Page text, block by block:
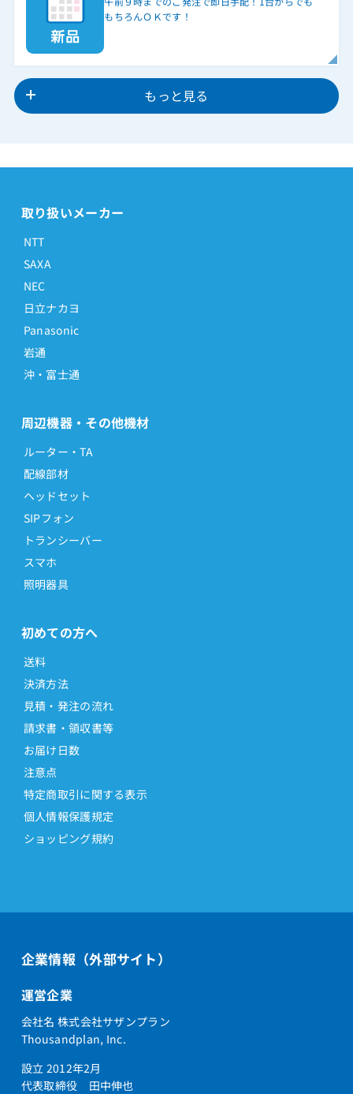
もちろんＯＫです！
もっと見る
取り扱いメーカー
NTT
SAXA
NEC
日立ナカヨ
Panasonic
岩通
沖・富士通
周辺機器・その他機材
ルーター・TA
配線部材
ヘッドセット
SIPフォン
トランシーバー
スマホ
照明器具
初めての方へ
送料
決済方法
見積・発注の流れ
請求書・領収書等
お届け日数
注意点
特定商取引に関する表示
個人情報保護規定
ショッピング規約
企業情報（外部サイト）
運営企業
会社名 株式会社サザンプラン
Thousandplan, Inc.
設立 2012年2月
代表取締役 田中伸也